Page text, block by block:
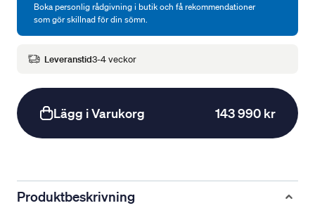
Boka personlig rådgivning i butik och få rekommendationer
som gör skillnad för din sömn.
Leveranstid3-4 veckor
Lägg i Varukorg 143 990 kr
Produktbeskrivning